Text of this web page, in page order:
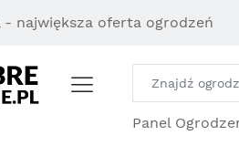
- największa oferta ogrodzeń
Panel